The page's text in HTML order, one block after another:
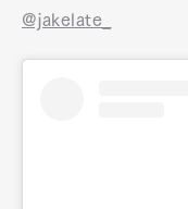
@jakelate_